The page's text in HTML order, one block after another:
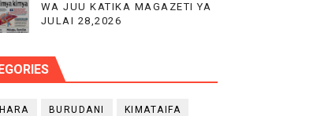
WA JUU KATIKA MAGAZETI YA
JULAI 28,2026
BURUDANI KIMATAIFA